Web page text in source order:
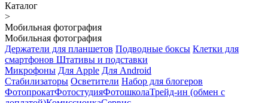
Каталог
>
Мобильная фотография
Мобильная фотография
Держатели для планшетов Подводные боксы Клетки для
смартфонов Штативы и подставки
Микрофоны Для Apple Для Android
Стабилизаторы Осветители Набор для блогеров
ФотопрокатФотостудияФотошколаТрейд-ин (обмен с